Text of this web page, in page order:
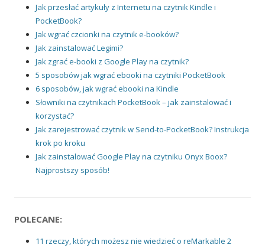
Jak przesłać artykuły z Internetu na czytnik Kindle i
PocketBook?
Jak wgrać czcionki na czytnik e-booków?
Jak zainstalować Legimi?
Jak zgrać e-booki z Google Play na czytnik?
5 sposobów jak wgrać ebooki na czytniki PocketBook
6 sposobów, jak wgrać ebooki na Kindle
Słowniki na czytnikach PocketBook – jak zainstalować i
korzystać?
Jak zarejestrować czytnik w Send-to-PocketBook? Instrukcja
krok po kroku
Jak zainstalować Google Play na czytniku Onyx Boox?
Najprostszy sposób!
POLECANE:
11 rzeczy, których możesz nie wiedzieć o reMarkable 2